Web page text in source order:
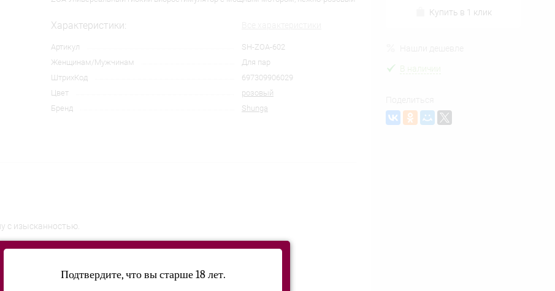
Характеристики:
Артикул
SH-ZOA-602
Женщинам/Мужчинам
Для пар
ШтрихКод
697309906029
Цвет
розовый
Бренд
Shunga
с изысканностью.
вагинальные линии, клитор, половые губы и промежность.
его положение на эрогенных зонах.
Купить в 1 клик
В наличии
Подтвердите, что вы старше 18 лет.